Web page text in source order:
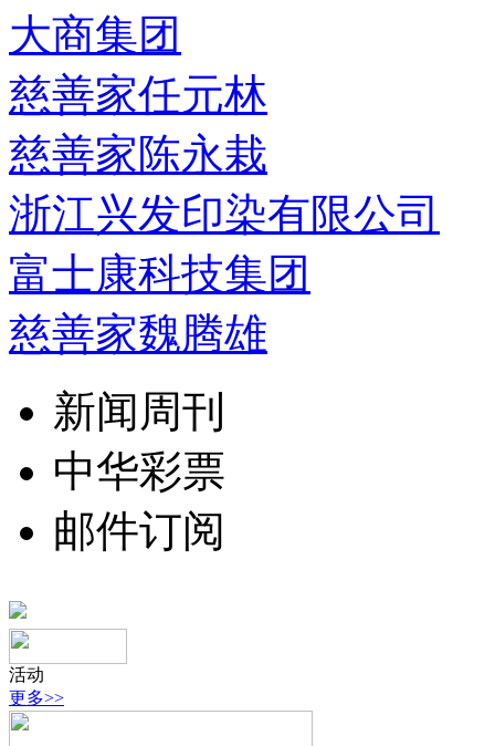
大商集团
慈善家任元林
慈善家陈永栽
浙江兴发印染有限公司
富士康科技集团
慈善家魏腾雄
新闻周刊
中华彩票
邮件订阅
活动
更多>>